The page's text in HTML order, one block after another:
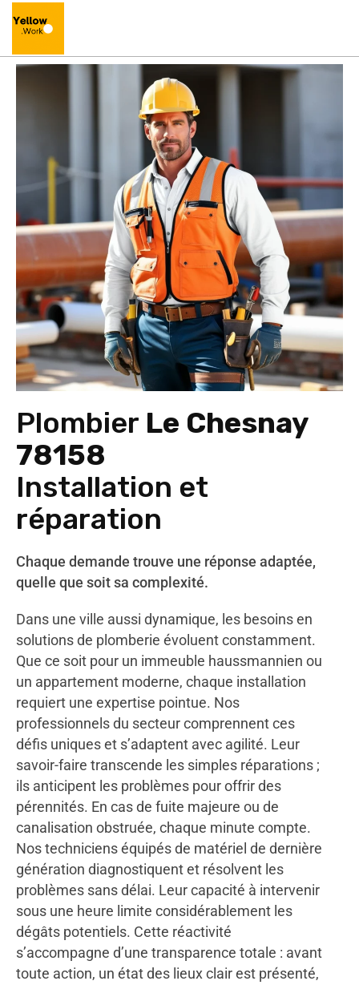
Plombier Le Chesnay
78158
Installation et
réparation
Chaque demande trouve une réponse adaptée,
quelle que soit sa complexité.
Dans une ville aussi dynamique, les besoins en
solutions de plomberie évoluent constamment.
Que ce soit pour un immeuble haussmannien ou
un appartement moderne, chaque installation
requiert une expertise pointue. Nos
professionnels du secteur comprennent ces
défis uniques et s’adaptent avec agilité. Leur
savoir-faire transcende les simples réparations ;
ils anticipent les problèmes pour offrir des
pérennités. En cas de fuite majeure ou de
canalisation obstruée, chaque minute compte.
Nos techniciens équipés de matériel de dernière
génération diagnostiquent et résolvent les
problèmes sans délai. Leur capacité à intervenir
sous une heure limite considérablement les
dégâts potentiels. Cette réactivité
s’accompagne d’une transparence totale : avant
toute action, un état des lieux clair est présenté,